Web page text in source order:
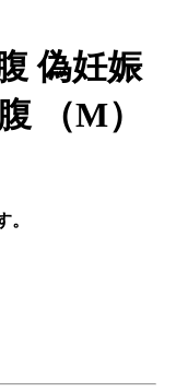
偽妊娠
（M）
。